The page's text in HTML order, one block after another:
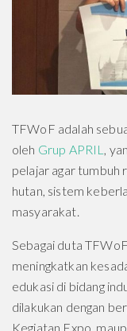
TFWoF adalah
oleh Grup APRIL ,
pelajar agar tumbuh
hutan, sistem
masyarakat.
Sebagai duta
meningkatkan
edukasi di bidang
dilakukan dengan
Kegiatan Expo,